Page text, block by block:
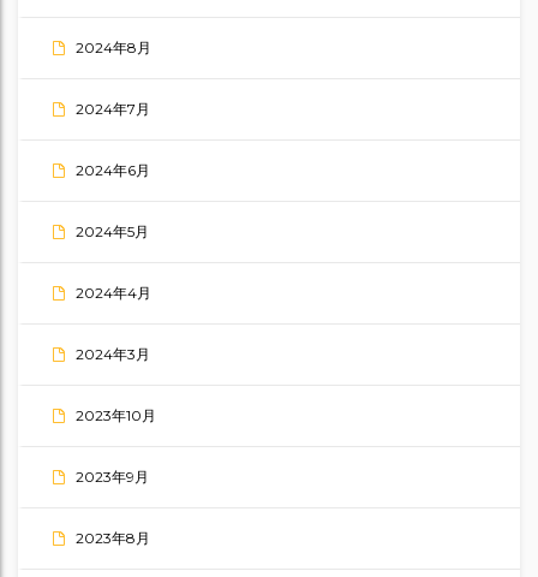
2024年8月
2024年7月
2024年6月
2024年5月
2024年4月
2024年3月
2023年10月
2023年9月
2023年8月